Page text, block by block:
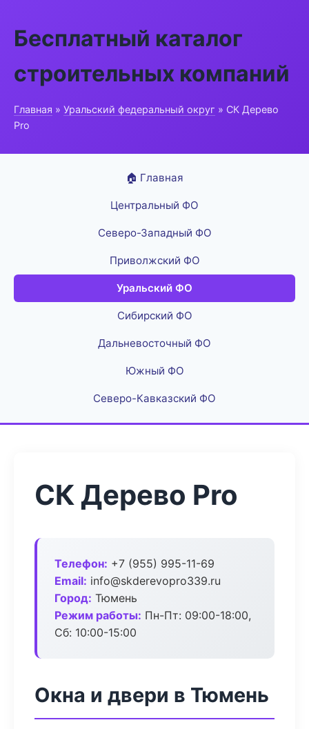
Бесплатный каталог
строительных компаний
Главная » Уральский федеральный округ » СК Дерево
Pro
🏠 Главная
Центральный ФО
Северо-Западный ФО
Приволжский ФО
Уральский ФО
Сибирский ФО
Дальневосточный ФО
Южный ФО
Северо-Кавказский ФО
СК Дерево Pro
Телефон: +7 (955) 995-11-69
Email: info@skderevopro339.ru
Город: Тюмень
Режим работы: Пн-Пт: 09:00-18:00,
Сб: 10:00-15:00
Окна и двери в Тюмень